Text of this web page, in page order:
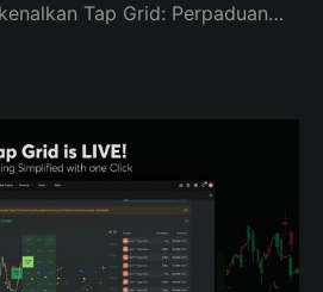
Tap Grid: Perpaduan